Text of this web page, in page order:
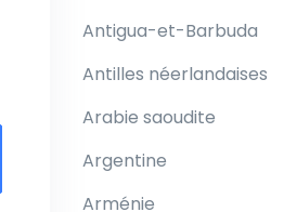
Antigua-et-Barbuda
Antilles néerlandaises
Arabie saoudite
Argentine
Arménie